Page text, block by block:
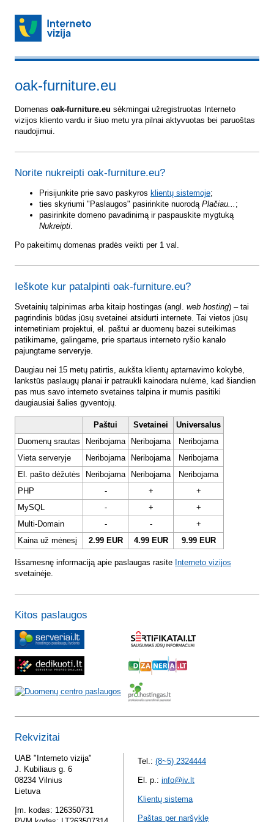
oak-furniture.eu
Domenas oak-furniture.eu sėkmingai užregistruotas Interneto
vizijos kliento vardu ir šiuo metu yra pilnai aktyvuotas bei paruoštas
naudojimui.
Norite nukreipti oak-furniture.eu?
Prisijunkite prie savo paskyros klientų sistemoje;
ties skyriumi "Paslaugos" pasirinkite nuorodą Plačiau... ;
pasirinkite domeno pavadinimą ir paspauskite mygtuką
Nukreipti.
Po pakeitimų domenas pradės veikti per 1 val.
Ieškote kur patalpinti oak-furniture.eu?
Svetainių talpinimas arba kitaip hostingas (angl. web hosting) – tai
pagrindinis būdas jūsų svetainei atsidurti internete. Tai vietos jūsų
internetiniam projektui, el. paštui ar duomenų bazei suteikimas
patikimame, galingame, prie spartaus interneto ryšio kanalo
pajungtame serveryje.
Daugiau nei 15 metų patirtis, aukšta klientų aptarnavimo kokybė,
lankstūs paslaugų planai ir patraukli kainodara nulėmė, kad šiandien
pas mus savo interneto svetaines talpina ir mumis pasitiki
daugiausiai šalies gyventojų.
Paštui Svetainei
Universalus
Duomenų srautas
Neribojama Neribojama
Neribojama
Vieta serveryje
Neribojama Neribojama
Neribojama
El. pašto dėžutės
Neribojama Neribojama
Neribojama
PHP
- +
+
MySQL
- +
+
Multi-Domain
- -
+
Kaina už mėnesį
2.99 EUR 4.99 EUR 9.99 EUR
Išsamesnę informaciją apie paslaugas rasite Interneto vizijos
svetainėje.
Kitos paslaugos
Rekvizitai
UAB "Interneto vizija"
J. Kubiliaus g. 6
08234 Vilnius
Lietuva
Įm. kodas: 126350731
Tel.: (8~5) 2324444
El. p.: info@iv.lt
Klientų sistema
Paštas per naršyklę